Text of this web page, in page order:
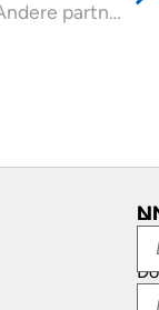
Andere partnerverdeling na rechtsherstel box 3 toegestaan!